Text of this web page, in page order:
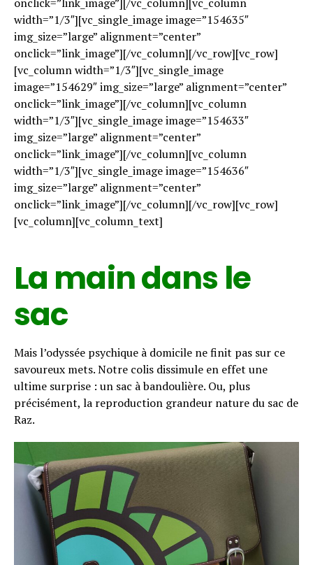
width=”1/3″][vc_single_image image=”154635″
img_size=”large” alignment=”center”
onclick=”link_image”][/vc_column][/vc_row][vc_row]
[vc_column width=”1/3″][vc_single_image
image=”154629″ img_size=”large” alignment=”center”
onclick=”link_image”][/vc_column][vc_column
width=”1/3″][vc_single_image image=”154633″
img_size=”large” alignment=”center”
onclick=”link_image”][/vc_column][vc_column
width=”1/3″][vc_single_image image=”154636″
img_size=”large” alignment=”center”
onclick=”link_image”][/vc_column][/vc_row][vc_row]
[vc_column][vc_column_text]
La main dans le
sac
Mais l’odyssée psychique à domicile ne finit pas sur ce
savoureux mets. Notre colis dissimule en effet une
ultime surprise : un sac à bandoulière. Ou, plus
précisément, la reproduction grandeur nature du sac de
Raz.